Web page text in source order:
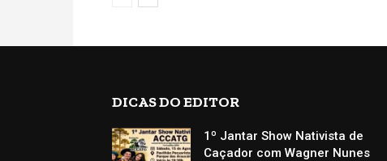
DICAS DO EDITOR
1º Jantar Show Nativista de
Caçador com Wagner Nunes